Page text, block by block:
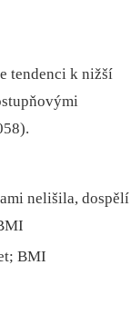
tendenci k nižší
nelišila, dospělí
BMI